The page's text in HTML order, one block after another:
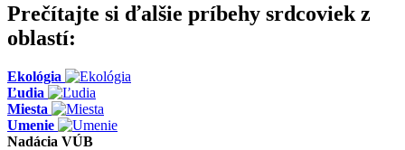
Prečítajte si ďalšie príbehy srdcoviek z
oblastí:
Ekológia
Ľudia
Miesta
Umenie
Nadácia VÚB